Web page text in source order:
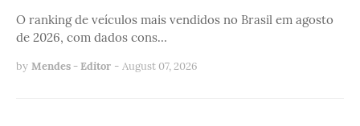
O ranking de veículos mais vendidos no Brasil em agosto
de 2026, com dados cons…
by Mendes - Editor - August 07, 2026